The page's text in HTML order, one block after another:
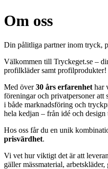
Om oss
Din pålitliga partner inom tryck,
Välkommen till Tryckeget.se –
profilkläder samt profilprodukter!
Med över30 års erfarenhet har
föreningar och privatpersoner att
i både marknadsföring och
hela kedjan – från idé och
Hos oss får du en unik
prisvärdhet.
Vi vet hur viktigt det är att
gäller mässmaterial,